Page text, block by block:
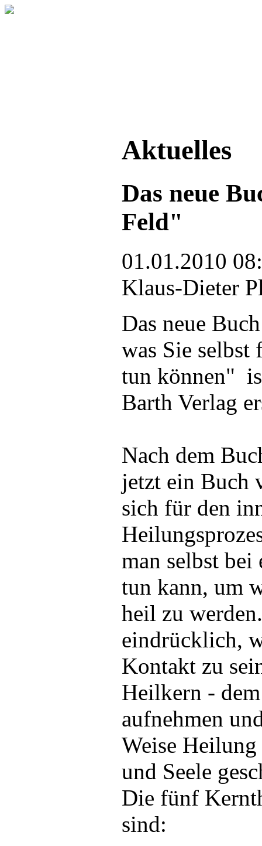
Aktuelles
Das neue
Feld"
01.01.2010
Klaus-Dieter
Das neue
was Sie
tun können"
Barth Verlag
Nach dem
jetzt ein Buch
sich für den
man selbst
tun kann, um
heil zu
eindrücklich,
Kontakt zu
Heilkern -
aufnehmen
Weise
und Seele
Die fünf
sind: